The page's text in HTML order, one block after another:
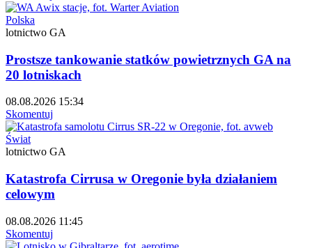
Polska
lotnictwo GA
Prostsze tankowanie statków powietrznych GA na
20 lotniskach
08.08.2026 15:34
Skomentuj
Świat
lotnictwo GA
Katastrofa Cirrusa w Oregonie była działaniem
celowym
08.08.2026 11:45
Skomentuj